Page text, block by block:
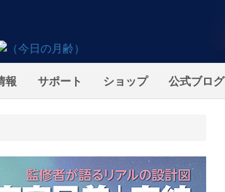
報 サポート ショップ 公式ブログ